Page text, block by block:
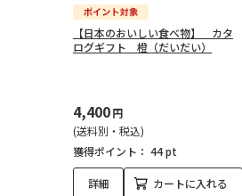
【日本のおいしい食べ物】 カタ
ログギフト 橙（だいだい）
4,400円
(送料別・税込)
獲得ポイント： 44 pt
詳細 カートに入れる